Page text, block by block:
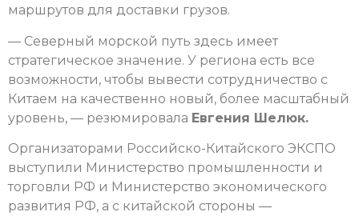
маршрутов для доставки грузов.
— Северный морской путь здесь имеет
стратегическое значение. У региона есть все
возможности, чтобы вывести сотрудничество с
Китаем на качественно новый, более масштабный
уровень, — резюмировала Евгения Шелюк.
Организаторами Российско-Китайского ЭКСПО
выступили Министерство промышленности и
торговли РФ и Министерство экономического
развития РФ, а с китайской стороны —